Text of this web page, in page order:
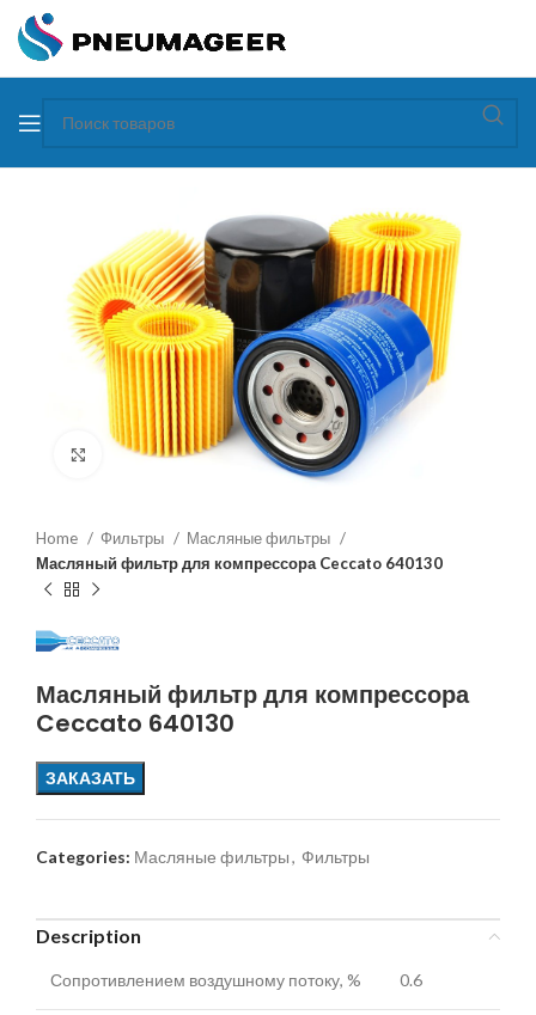
Увеличить
Home Фильтры
Масляные фильтры
Масляный фильтр для компрессора Ceccato 640130
Масляный фильтр для компрессора
Ceccato 640130
ЗАКАЗАТЬ
Categories: Масляные фильтры, Фильтры
Description
Сопротивлением воздушному потоку, % 0.6